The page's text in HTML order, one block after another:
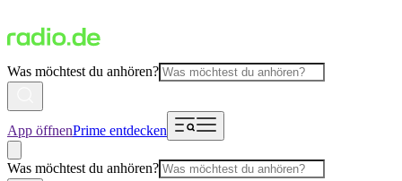
Was möchtest du anhören?
App öffnenPrime entdecken
Was möchtest du anhören?